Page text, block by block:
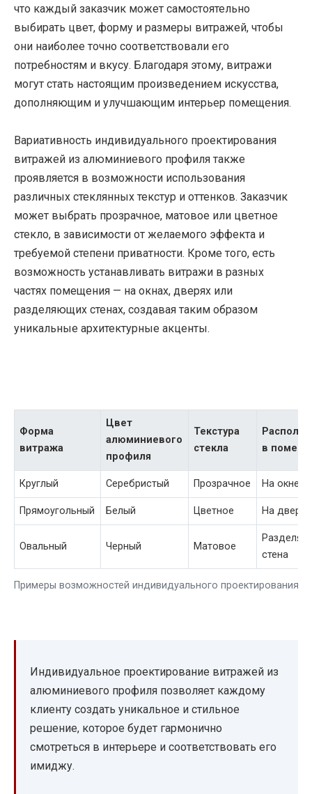
что каждый заказчик может самостоятельно
выбирать цвет, форму и размеры витражей, чтобы
они наиболее точно соответствовали его
потребностям и вкусу. Благодаря этому, витражи
могут стать настоящим произведением искусства,
дополняющим и улучшающим интерьер помещения.
Вариативность индивидуального проектирования
витражей из алюминиевого профиля также
проявляется в возможности использования
различных стеклянных текстур и оттенков. Заказчик
может выбрать прозрачное, матовое или цветное
стекло, в зависимости от желаемого эффекта и
требуемой степени приватности. Кроме того, есть
возможность устанавливать витражи в разных
частях помещения — на окнах, дверях или
разделяющих стенах, создавая таким образом
уникальные архитектурные акценты.
Примеры возможностей индивидуального проектирования:
Форма
витража
Цвет
алюминиевого
профиля
Текстура
стекла
в
Круглый Серебристый Прозрачное На окне
Прямоугольный Белый Цветное На двери
Овальный Черный Матовое
стена
Индивидуальное проектирование витражей из
алюминиевого профиля позволяет каждому
клиенту создать уникальное и стильное
решение, которое будет гармонично
смотреться в интерьере и соответствовать его
имиджу.